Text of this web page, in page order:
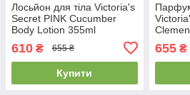
Лосьйон для тіла Victoria's
Secret PINK Cucumber
Body Lotion 355ml
610 ₴ 655 ₴
Купити
655₴